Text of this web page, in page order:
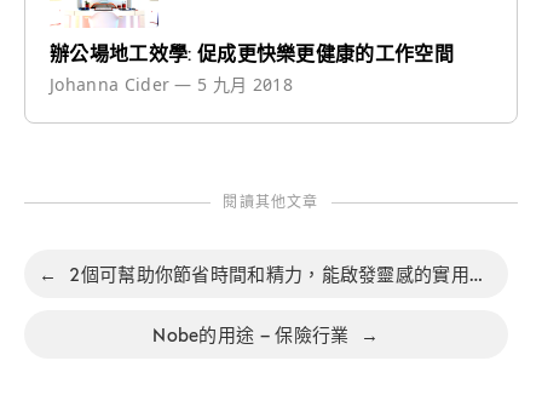
辦公場地工效學: 促成更快樂更健康的工作空間
Johanna Cider— 5 九月 2018
閱讀其他文章
← 2個可幫助你節省時間和精力，能啟發靈感的實用模板
Nobe的用途 – 保險行業 →